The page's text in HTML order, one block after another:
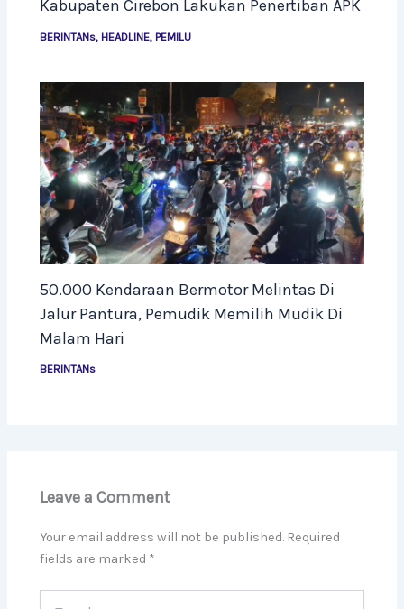
Kabupaten Cirebon Lakukan Penertiban APK
BERINTANs, HEADLINE, PEMILU
50.000 Kendaraan Bermotor Melintas Di
Jalur Pantura, Pemudik Memilih Mudik Di
Malam Hari
BERINTANs
Leave a Comment
Your email address will not be published. Required
fields are marked *